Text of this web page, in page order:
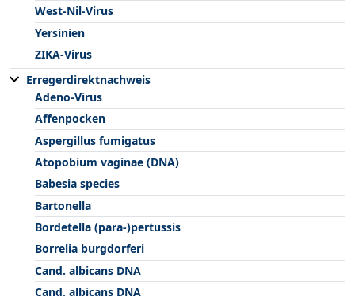
West-Nil-Virus
Yersinien
ZIKA-Virus
Erregerdirektnachweis
Adeno-Virus
Affenpocken
Aspergillus fumigatus
Atopobium vaginae (DNA)
Babesia species
Bartonella
Bordetella (para-)pertussis
Borrelia burgdorferi
Cand. albicans DNA
Cand. albicans DNA